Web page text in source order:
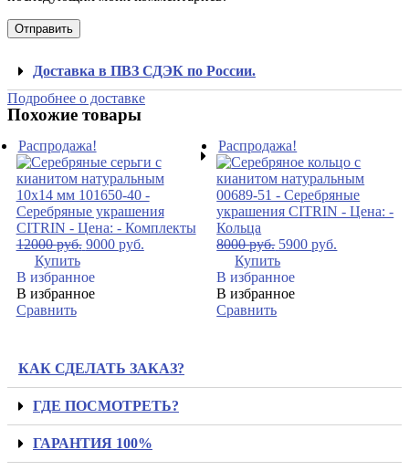
Доставка в ПВЗ СДЭК по России.
Подробнее о доставке
Похожие товары
Распродажа!
12000руб. 9000 руб.
Купить
В избранное
В избранное
Сравнить
Распродажа!
8000руб. 5900руб.
Купить
В избранное
В избранное
Сравнить
КАК СДЕЛАТЬ ЗАКАЗ?
ГДЕ ПОСМОТРЕТЬ?
ГАРАНТИЯ 100%